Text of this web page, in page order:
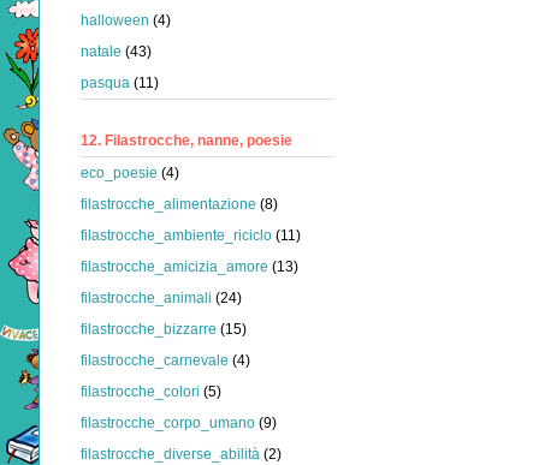
halloween (4)
natale (43)
pasqua (11)
12. Filastrocche, nanne, poesie
eco_poesie (4)
filastrocche_alimentazione (8)
filastrocche_ambiente_riciclo (11)
filastrocche_amicizia_amore (13)
filastrocche_animali (24)
filastrocche_bizzarre (15)
filastrocche_carnevale (4)
filastrocche_colori (5)
filastrocche_corpo_umano (9)
filastrocche_diverse_abilità (2)